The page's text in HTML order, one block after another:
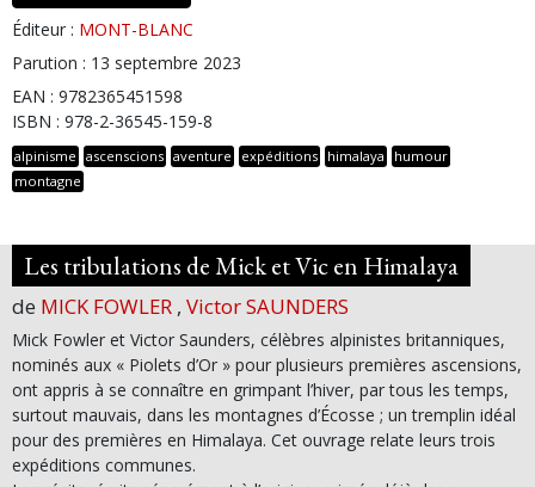
Éditeur : MONT-BLANC
Parution : 13 septembre 2023
EAN : 9782365451598
ISBN : 978-2-36545-159-8
alpinisme ascenscions aventure expéditions himalaya
humour
montagne
Les tribulations de Mick et Vic en Himalaya
de MICK FOWLER , Victor SAUNDERS
Mick Fowler et Victor Saunders, célèbres alpinistes britanniques,
nominés aux « Piolets d’Or » pour plusieurs premières ascensions,
ont appris à se connaître en grimpant l’hiver, par tous les temps,
surtout mauvais, dans les montagnes d’Écosse ; un tremplin idéal
pour des premières en Himalaya. Cet ouvrage relate leurs trois
expéditions communes.